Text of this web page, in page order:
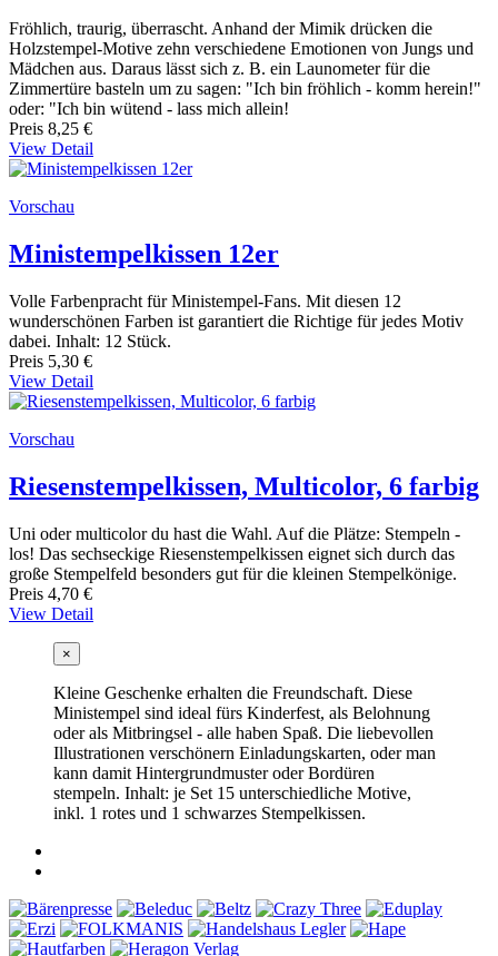
Fröhlich, traurig, überrascht. Anhand der Mimik drücken die
Holzstempel-Motive zehn verschiedene Emotionen von Jungs und
Mädchen aus. Daraus lässt sich z. B. ein Launometer für die
Zimmertüre basteln um zu sagen: "Ich bin fröhlich - komm herein!"
oder: "Ich bin wütend - lass mich allein!
Preis 8,25 €
View Detail
Vorschau
Ministempelkissen 12er
Volle Farbenpracht für Ministempel-Fans. Mit diesen 12
wunderschönen Farben ist garantiert die Richtige für jedes Motiv
dabei. Inhalt: 12 Stück.
Preis 5,30 €
View Detail
Vorschau
Riesenstempelkissen, Multicolor, 6 farbig
Uni oder multicolor du hast die Wahl. Auf die Plätze: Stempeln -
los! Das sechseckige Riesenstempelkissen eignet sich durch das
große Stempelfeld besonders gut für die kleinen Stempelkönige.
Preis 4,70 €
View Detail
×
Kleine Geschenke erhalten die Freundschaft. Diese
Ministempel sind ideal fürs Kinderfest, als Belohnung
oder als Mitbringsel - alle haben Spaß. Die liebevollen
Illustrationen verschönern Einladungskarten, oder man
kann damit Hintergrundmuster oder Bordüren
stempeln. Inhalt: je Set 15 unterschiedliche Motive,
inkl. 1 rotes und 1 schwarzes Stempelkissen.